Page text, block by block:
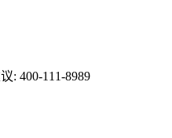
: 400-111-8989